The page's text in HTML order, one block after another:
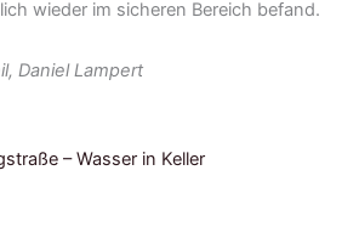
wieder im sicheren Bereich befand.
Daniel Lampert
– Wasser in Keller